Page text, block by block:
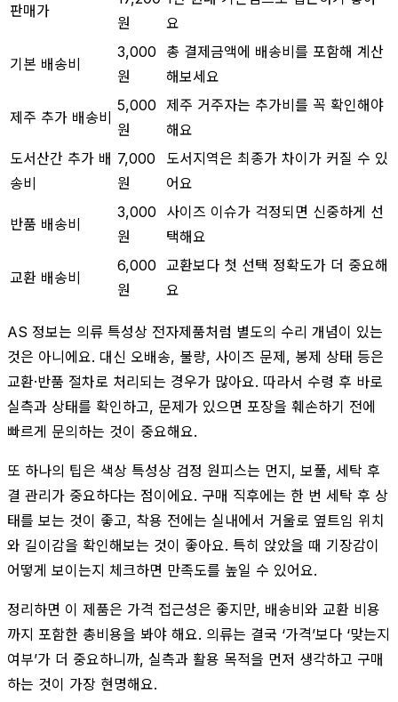
판매가
원
요
기본 배송비
3,000
원
총 결제금액에 배송비를 포함해 계산
해보세요
제주 추가 배송비
5,000
원
제주 거주자는 추가비를 꼭 확인해야
해요
도서산간 추가 배
송비
7,000
원
도서지역은 최종가 차이가 커질 수 있
어요
반품 배송비
3,000
원
사이즈 이슈가 걱정되면 신중하게 선
택해요
교환 배송비
6,000
원
교환보다 첫 선택 정확도가 더 중요해
요
AS 정보는 의류 특성상 전자제품처럼 별도의 수리 개념이 있는
것은 아니에요. 대신 오배송, 불량, 사이즈 문제, 봉제 상태 등은
교환·반품 절차로 처리되는 경우가 많아요. 따라서 수령 후 바로
실측과 상태를 확인하고, 문제가 있으면 포장을 훼손하기 전에
빠르게 문의하는 것이 중요해요.
또 하나의 팁은 색상 특성상 검정 원피스는 먼지, 보풀, 세탁 후
결 관리가 중요하다는 점이에요. 구매 직후에는 한 번 세탁 후 상
태를 보는 것이 좋고, 착용 전에는 실내에서 거울로 옆트임 위치
와 길이감을 확인해보는 것이 좋아요. 특히 앉았을 때 기장감이
어떻게 보이는지 체크하면 만족도를 높일 수 있어요.
정리하면 이 제품은 가격 접근성은 좋지만, 배송비와 교환 비용
까지 포함한 총비용을 봐야 해요. 의류는 결국 ‘가격’보다 ‘맞는지
여부’가 더 중요하니까, 실측과 활용 목적을 먼저 생각하고 구매
하는 것이 가장 현명해요.